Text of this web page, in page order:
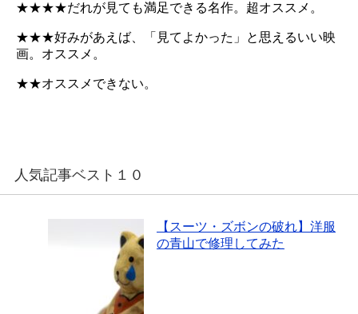
★★★★だれが見ても満足できる名作。超オススメ。
★★★好みがあえば、「見てよかった」と思えるいい映
画。オススメ。
★★オススメできない。
人気記事ベスト１０
【スーツ・ズボンの破れ】洋服
の青山で修理してみた